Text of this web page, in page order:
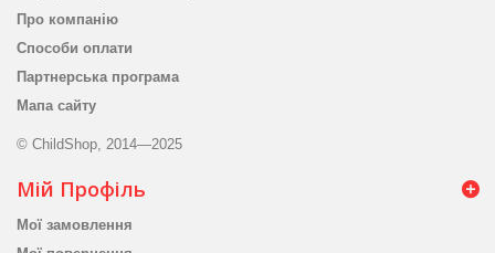
Про компанію
Способи оплати
Партнерська програма
Мапа сайту
© ChildShop, 2014—2025
Мій Профіль
Мої замовлення